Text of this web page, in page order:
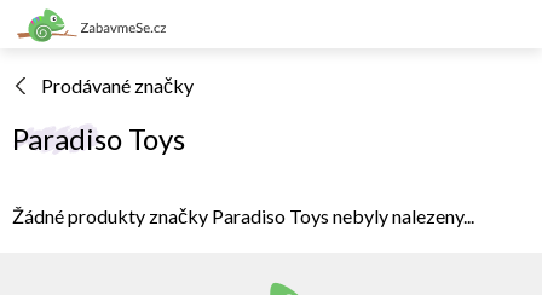
Přejít
na
Prodávané značky
Paradiso Toys
Žádné produkty značky Paradiso Toys nebyly nalezeny...